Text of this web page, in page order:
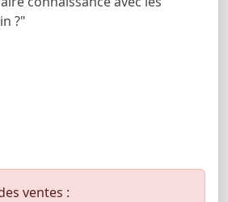
?"
ventes :